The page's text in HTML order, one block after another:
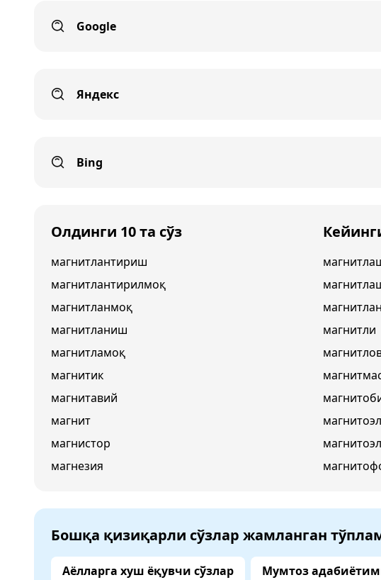
Google
Яндекс
Bing
Олдинги 10 та сўз
магнитлантириш
магнитлантирилмоқ
магнитланмоқ
магнитланиш
магнитламоқ
магнитик
магнитавий
магнит
магнистор
магнезия
магнитли
Бошқа қизиқарли сўзлар жамланган
Аёлларга хуш ёқувчи сўзлар Мумтоз